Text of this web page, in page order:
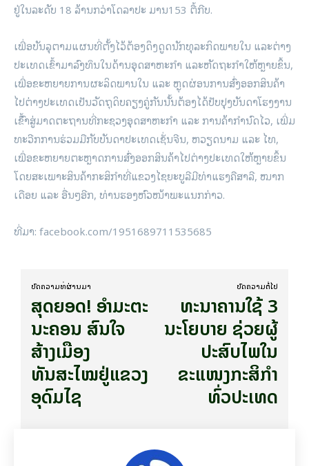
ຢູ່ໃນລະດັບ 18 ລ້ານກວ່າໂດລາປະ ມານ153 ຕື້ກີບ.
ເພື່ອບັນລຸຕາມແຜນທີ່ຕັ້ງໄວ້ຕ້ອງດຶງດູດນັກທຸລະກິດພາຍໃນ ແລະຕ່າງ
ປະເທດເຂົ້າມາລົງທຶນໃນດ້ານອຸດສາຫະກຳ ແລະຫັດຖະກຳໃຫ້ຫຼາຍຂຶ້ນ,
ເພື່ອຂະຫຍາຍການຜະລິດພານໃນ ແລະ ຫຼຸດຜ່ອນການສົ່ງອອກສິນຄ້າ
ໄປຕ່າງປະເທດເປັນວັດຖຸດິບຄຽງຄູ່ກັນນັ້ນຕ້ອງໄດ້ປັບປຸງບັນດາໂຮງງານ
ເຂົ້ົາສູ່ມາດຕະຖານທີ່ກະຊວງອຸດສາຫະກຳ ແລະ ການຄ້າກຳນົດໄວ, ເພີ່ມ
ທະວີກການຮ່ວມມືກັບບັນດາປະເທດເຊັ່ນຈີນ, ຫວຽດນາມ ແລະ ໄທ,
ເພື່ອຂະຫຍາຍຕະຫຼາດການສົ່ງອອກສິນຄ້າໄປຕ່າງປະເທດໃຫ້ຫຼາຍຂຶ້ນ
ໂດຍສະເພາະສິນຄ້າກະສິກຳທີ່ແຂວງໄຊຍະບູລີມີທ່າແຮງຄືສາລີ, ໝາກ
ເດືອຍ ແລະ ອື່ນໆອີກ, ທ່ານຮອງຫົວໜ້າພະແນກກ່າວ.
ທີ່​ມາ: facebook.com/1951689711535685
ບົດ​ຄວາມ​ທີ່​ຜ່ານ​ມາ
ສຸດຍອດ! ອຳມະຕະ
ນະ​ຄອນ ສົນໃຈ
ສ້າງເມືອງ
ທັນສະໄໝຢູ່ແຂວງ
ອຸດົມໄຊ
ບົດ​ຄວາມ​ຕໍ່​ໄປ
ທະນາຄານໃຊ້ 3
ນະໂຍບາຍ ຊ່ວຍຜູ້
ປະສົບໄພໃນ
ຂະແໜງກະສິກຳ
ທົ່ວປະເທດ